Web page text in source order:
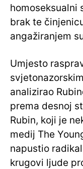
homoseksualni
brak te
angažiranjem
Umjesto
analizirao
prema desnoj
Rubin, koji je
medij The
napustio
krugovi ljude